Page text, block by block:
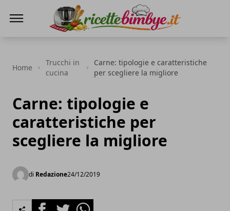
Home
Trucchi in
cucina
Carne: tipologie e caratteristiche
per scegliere la migliore
Carne: tipologie e
caratteristiche per
scegliere la migliore
di Redazione24/12/2019
FacebookTwitterWhatsapp